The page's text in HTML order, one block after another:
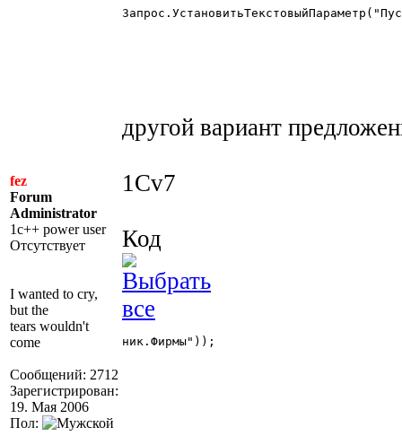
fez
Forum
Administrator
1c++ power user
Отсутствует
I wanted to cry,
but the
tears wouldn't
come
Сообщений: 2712
Зарегистрирован:
19. Мая 2006
Пол:
другой вариант
1Cv7
Код
ник.Фирмы"));